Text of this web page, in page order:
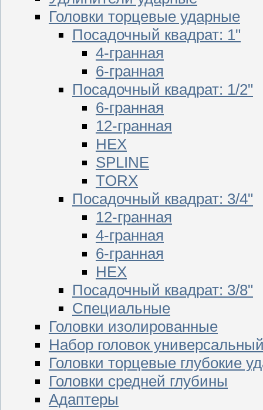
Головки торцевые ударные
Посадочный квадрат: 1"
4-гранная
6-гранная
Посадочный квадрат: 1/2"
6-гранная
12-гранная
HEX
SPLINE
TORX
Посадочный квадрат: 3/4"
12-гранная
4-гранная
6-гранная
HEX
Посадочный квадрат: 3/8"
Специальные
Головки изолированные
Набор головок
Головки торцевые глубокие
Головки средней глубины
Адаптеры